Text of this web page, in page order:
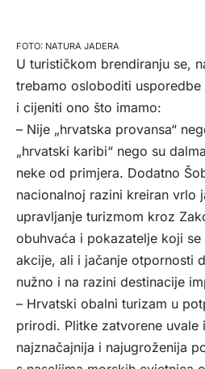
NATURA JADERA
U turističkom brendiranju se,
trebamo osloboditi usporedbe
i cijeniti ono što imamo:
– Nije „hrvatska provansa“
„hrvatski karibi“ nego su
neke od primjera. Dodatno
nacionalnoj razini kreiran vrlo
upravljanje turizmom kroz
obuhvaća i pokazatelje koji
akcije, ali i jačanje otpornosti
nužno i na razini destinacije
– Hrvatski obalni turizam u
prirodi. Plitke zatvorene uvale
najznačajnija i najugroženija